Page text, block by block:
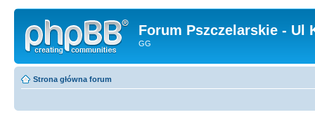
Forum Pszczelarskie - Ul
GG
Strona główna forum